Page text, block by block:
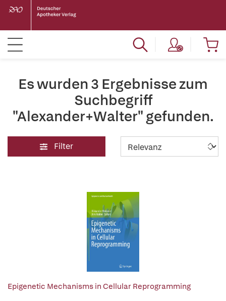
Es wurden 3 Ergebnisse zum
Suchbegriff
"Alexander+Walter" gefunden.
Filter
Epigenetic Mechanisms in Cellular Reprogramming